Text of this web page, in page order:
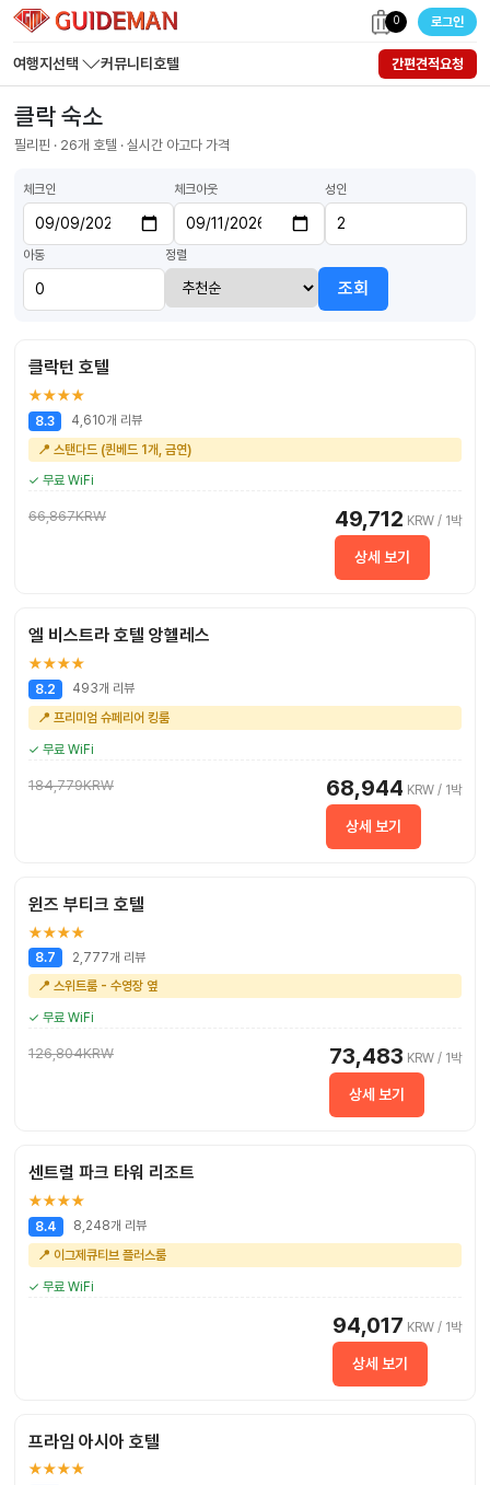
0 로그인
여행지선택 커뮤니티 호텔 간편견적요청
클락 숙소
필리핀 · 26개 호텔 · 실시간 아고다 가격
체크인 체크아웃 성인
아동 정렬
조회
클락턴 호텔
★★★★
8.3
4,610개 리뷰
📍 스탠다드 (퀸베드 1개, 금연)
✓ 무료 WiFi
66,867KRW 49,712 KRW / 1박
상세 보기
엘 비스트라 호텔 앙헬레스
★★★★
8.2
493개 리뷰
📍 프리미엄 슈페리어 킹룸
✓ 무료 WiFi
184,779KRW 68,944 KRW / 1박
상세 보기
윈즈 부티크 호텔
★★★★
8.7
2,777개 리뷰
📍 스위트룸 - 수영장 옆
✓ 무료 WiFi
126,804KRW 73,483 KRW / 1박
상세 보기
센트럴 파크 타워 리조트
★★★★
8.4
8,248개 리뷰
📍 이그제큐티브 플러스룸
✓ 무료 WiFi
94,017 KRW / 1박
상세 보기
프라임 아시아 호텔
★★★★